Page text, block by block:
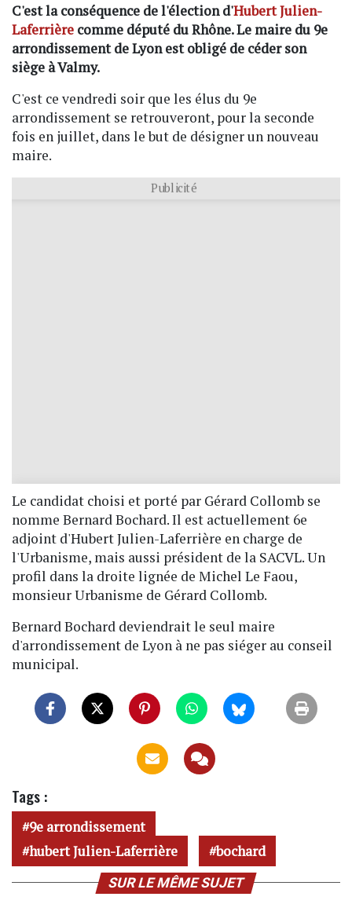
C'est la conséquence de l'élection d'Hubert Julien-
Laferrière comme député du Rhône. Le maire du 9e
arrondissement de Lyon est obligé de céder son
siège à Valmy.
C'est ce vendredi soir que les élus du 9e
arrondissement se retrouveront, pour la seconde
fois en juillet, dans le but de désigner un nouveau
maire.
Publicité
Le candidat choisi et porté par Gérard Collomb se
nomme Bernard Bochard. Il est actuellement 6e
adjoint d'Hubert Julien-Laferrière en charge de
l'Urbanisme, mais aussi président de la SACVL. Un
profil dans la droite lignée de Michel Le Faou,
monsieur Urbanisme de Gérard Collomb.
Bernard Bochard deviendrait le seul maire
d'arrondissement de Lyon à ne pas siéger au conseil
municipal.
Tags :
9e arrondissement
hubert Julien-Laferrière
bochard
SUR LE MÊME SUJET